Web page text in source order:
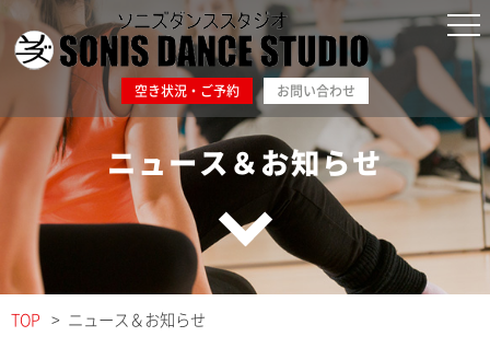
空き状況・ご予約 お問い合わせ
ニュース＆お知らせ
TOP ニュース＆お知らせ